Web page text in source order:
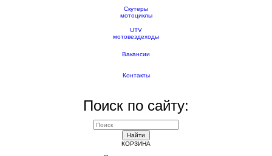
Скутеры
мотоциклы
UTV
мотовездеходы
Вакансии
Контакты
Поиск по сайту:
Найти
КОРЗИНА